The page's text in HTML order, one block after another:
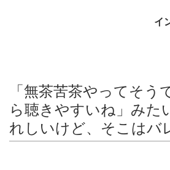
イ
「無茶苦茶やってそう
ら聴きやすいね」みた
れしいけど、そこはバ